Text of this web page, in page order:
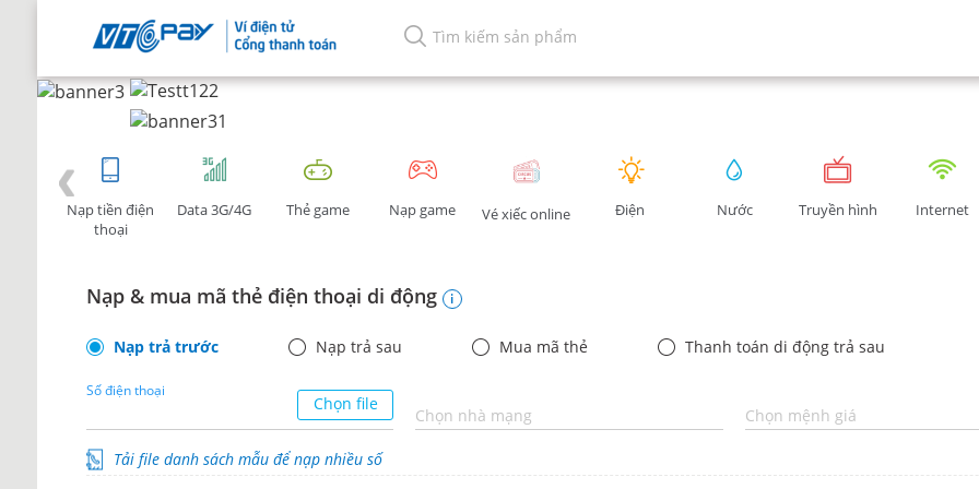
Nạp tiền điện
thoại
Data 3G/4G Thẻ game Nạp game Vé xiếc online Điện Nước Truyền hình Internet
Nạp & mua mã thẻ điện thoại di động i
Nạp trả trước Nạp trả sau Mua mã thẻ Thanh toán di động trả sau
Số điện thoại
Chọn file
Chọn nhà mạng Chọn mệnh giá
Tải file danh sách mẫu để nạp nhiều số